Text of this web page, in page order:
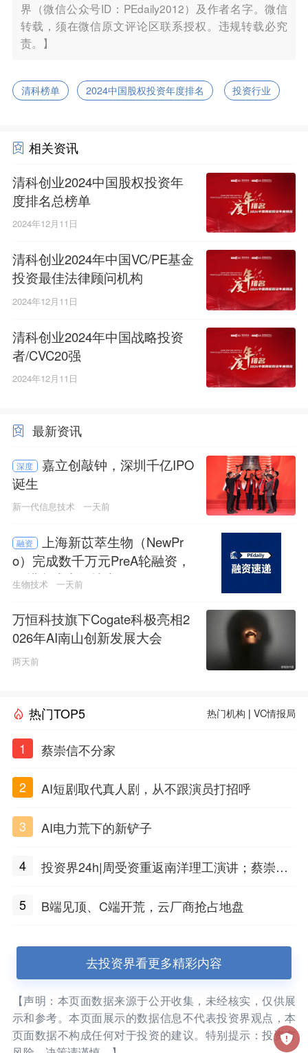
界（微信公众号ID：PEdaily2012）及作者名字。微信
转载，须在微信原文评论区联系授权。违规转载必究
责。】
清科榜单 2024中国股权投资年度排名 投资行业
相关资讯
清科创业2024中国股权投资年
度排名总榜单
2024年12月11日
清科创业2024年中国VC/PE基金
投资最佳法律顾问机构
2024年12月11日
清科创业2024年中国战略投资
者/CVC20强
2024年12月11日
最新资讯
深度
嘉立创敲钟，深圳千亿IPO
诞生
新一代信息技术 一天前
融资
上海新苡萃生物（NewPr
o）完成数千万元PreA轮融资，
深耕合成生物技术
生物技术 一天前
万恒科技旗下Cogate科极亮相2
026年AI南山创新发展大会
两天前
热门TOP5 热门机构 |VC情报局
1 蔡崇信不分家
2 AI短剧取代真人剧，从不跟演员打招呼
3 AI电力荒下的新铲子
4
投资界24h|周受资重返南洋理工演讲；蔡崇信
5
B端见顶、C端开荒，云厂商抢占地盘
去投资界看更多精彩内容
【声明：本页面数据来源于公开收集，未经核实，仅供展
示和参考。本页面展示的数据信息不代表投资界观点，本
页面数据不构成任何对于投资的建议。特别提示：投资有